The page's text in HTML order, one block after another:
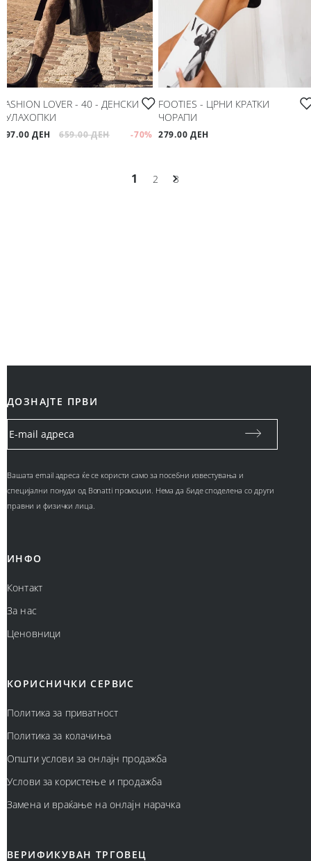
FASHION LOVER - 40 - ДЕНСКИ
ХУЛАХОПКИ
197.00 ДЕН 659.00 ДЕН -70%
FOOTIES - ЦРНИ КРАТКИ
ЧОРАПИ
279.00 ДЕН
1 2 3
ДОЗНАЈТЕ ПРВИ
Вашата email адреса ќе се користи само за посебни известувања и
специјални понуди од Bonatti промоции. Нема да биде споделена со други
правни и физички лица.
ИНФО
Контакт
За нас
Ценовници
КОРИСНИЧКИ СЕРВИС
Политика за приватност
Политика за колачиња
Општи услови за онлајн продажба
Услови за користење и продажба
Замена и враќање на онлајн нарачка
ВЕРИФИКУВАН ТРГОВЕЦ